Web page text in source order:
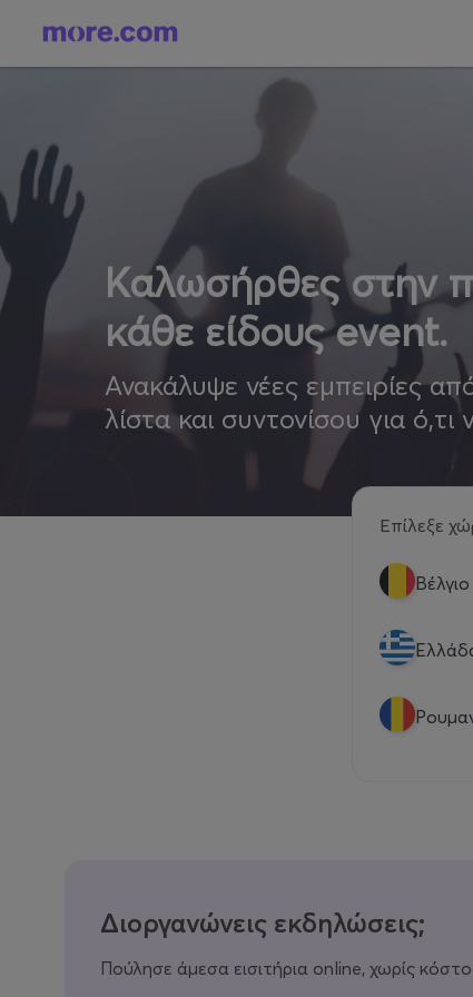
Καλωσήρθες στην
κάθε είδους event.
Ανακάλυψε νέες εμπειρίες
λίστα και συντονίσου για
Επίλεξε
Βέλγιο
Διοργανώνεις εκδηλώσεις;
Πούλησε άμεσα εισιτήρια online, χωρίς